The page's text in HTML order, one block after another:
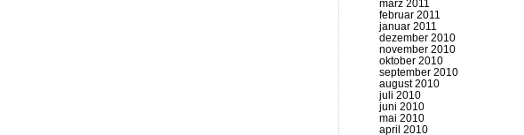
märz 2011
februar 2011
januar 2011
dezember 2010
november 2010
oktober 2010
september 2010
august 2010
juli 2010
juni 2010
mai 2010
april 2010